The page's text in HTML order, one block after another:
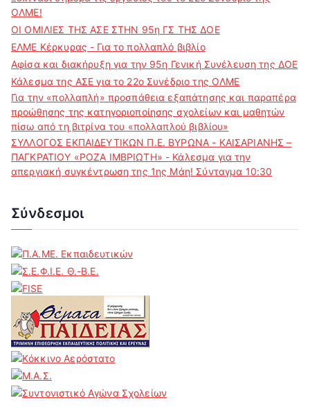
ΟΛΜΕ!
ΟΙ ΟΜΙΛΙΕΣ ΤΗΣ ΑΣΕ ΣΤΗΝ 95η ΓΣ ΤΗΣ ΔΟΕ
ΕΛΜΕ Κέρκυρας - Για το πολλαπλό βιβλίο
Αφίσα και διακήρυξη για την 95η Γενική Συνέλευση της ΔΟΕ
Κάλεσμα της ΑΣΕ για το 22ο Συνέδριο της ΟΛΜΕ
Για την «πολλαπλή» προσπάθεια εξαπάτησης και παραπέρα
προώθησης της κατηγοριοποίησης σχολείων και μαθητών
πίσω από τη βιτρίνα του «πολλαπλού βιβλίου»
ΣΥΛΛΟΓΟΣ ΕΚΠΑΙΔΕΥΤΙΚΩΝ Π.Ε. ΒΥΡΩΝΑ - ΚΑΙΣΑΡΙΑΝΗΣ –
ΠΑΓΚΡΑΤΙΟΥ «ΡΟΖΑ ΙΜΒΡΙΩΤΗ» - Κάλεσμα για την
απεργιακή συγκέντρωση της 1ης Μάη! Σύνταγμα 10:30
Σύνδεσμοι